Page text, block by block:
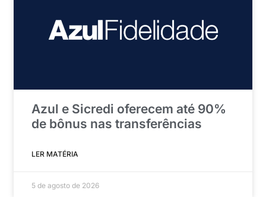
Azul e Sicredi oferecem até 90%
de bônus nas transferências
LER MATÉRIA
5 de agosto de 2026